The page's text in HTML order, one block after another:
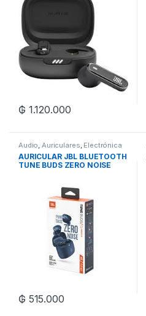
₲ 1.120.000
Audio,Auriculares, Electrónica
AURICULAR JBL BLUETOOTH
TUNE BUDS ZERO NOISE
₲ 515.000